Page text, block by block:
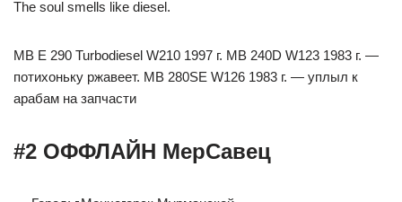
The soul smells like diesel.
MB E 290 Turbodiesel W210 1997 г. MB 240D W123 1983 г. —
потихоньку ржавеет. МВ 280SE W126 1983 г. — уплыл к
арабам на запчасти
#2 ОФФЛАЙН МерСавец